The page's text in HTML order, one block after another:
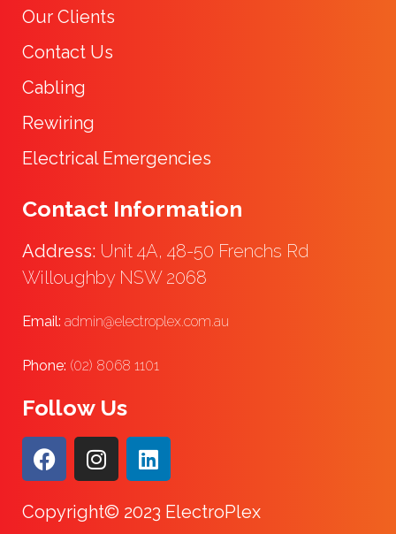
Our Clients
Contact Us
Cabling
Rewiring
Electrical Emergencies
Contact Information
Address: Unit 4A, 48-50 Frenchs Rd
Willoughby NSW 2068
Email: admin@electroplex.com.au
Phone: (02) 8068 1101
Follow Us
Copyright© 2023 ElectroPlex